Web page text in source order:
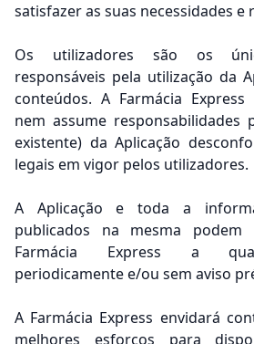
satisfazer as suas necessidades e
Os utilizadores são os
responsáveis pela utilização da
conteúdos. A Farmácia
nem assume responsabilidades
existente) da Aplicação
legais em vigor pelos utilizadores.
A Aplicação e toda a
publicados na mesma podem
Farmácia Express a
periodicamente e/ou sem aviso
A Farmácia Express envidará
melhores esforços para